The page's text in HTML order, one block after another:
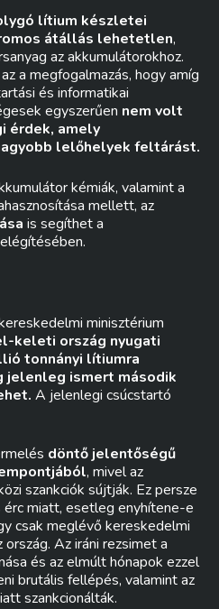
lítium készletei
átállás lehetetlen,
az akkumulátorokhoz.
a megfogalmazás, hogy amíg
és informatikai
egyszerűen nem volt
érdek, amely
lelőhelyek feltárást.
kémiák, valamint a
mellett, az
is segíthet a
minisztérium
keleti ország nyugati
tonnányi lítiumra
jelenleg ismert második
A jelenlegi csúcstartó
döntő jelentőségű
, mivel az
szankciók sújtják. Ez persze
miatt, esetleg enyhítene-e
csak meglévő kereskedelmi
Az iráni rezsimet a
és az elmúlt hónapok ezzel
brutális fellépés, valamint az
szankcionálták.